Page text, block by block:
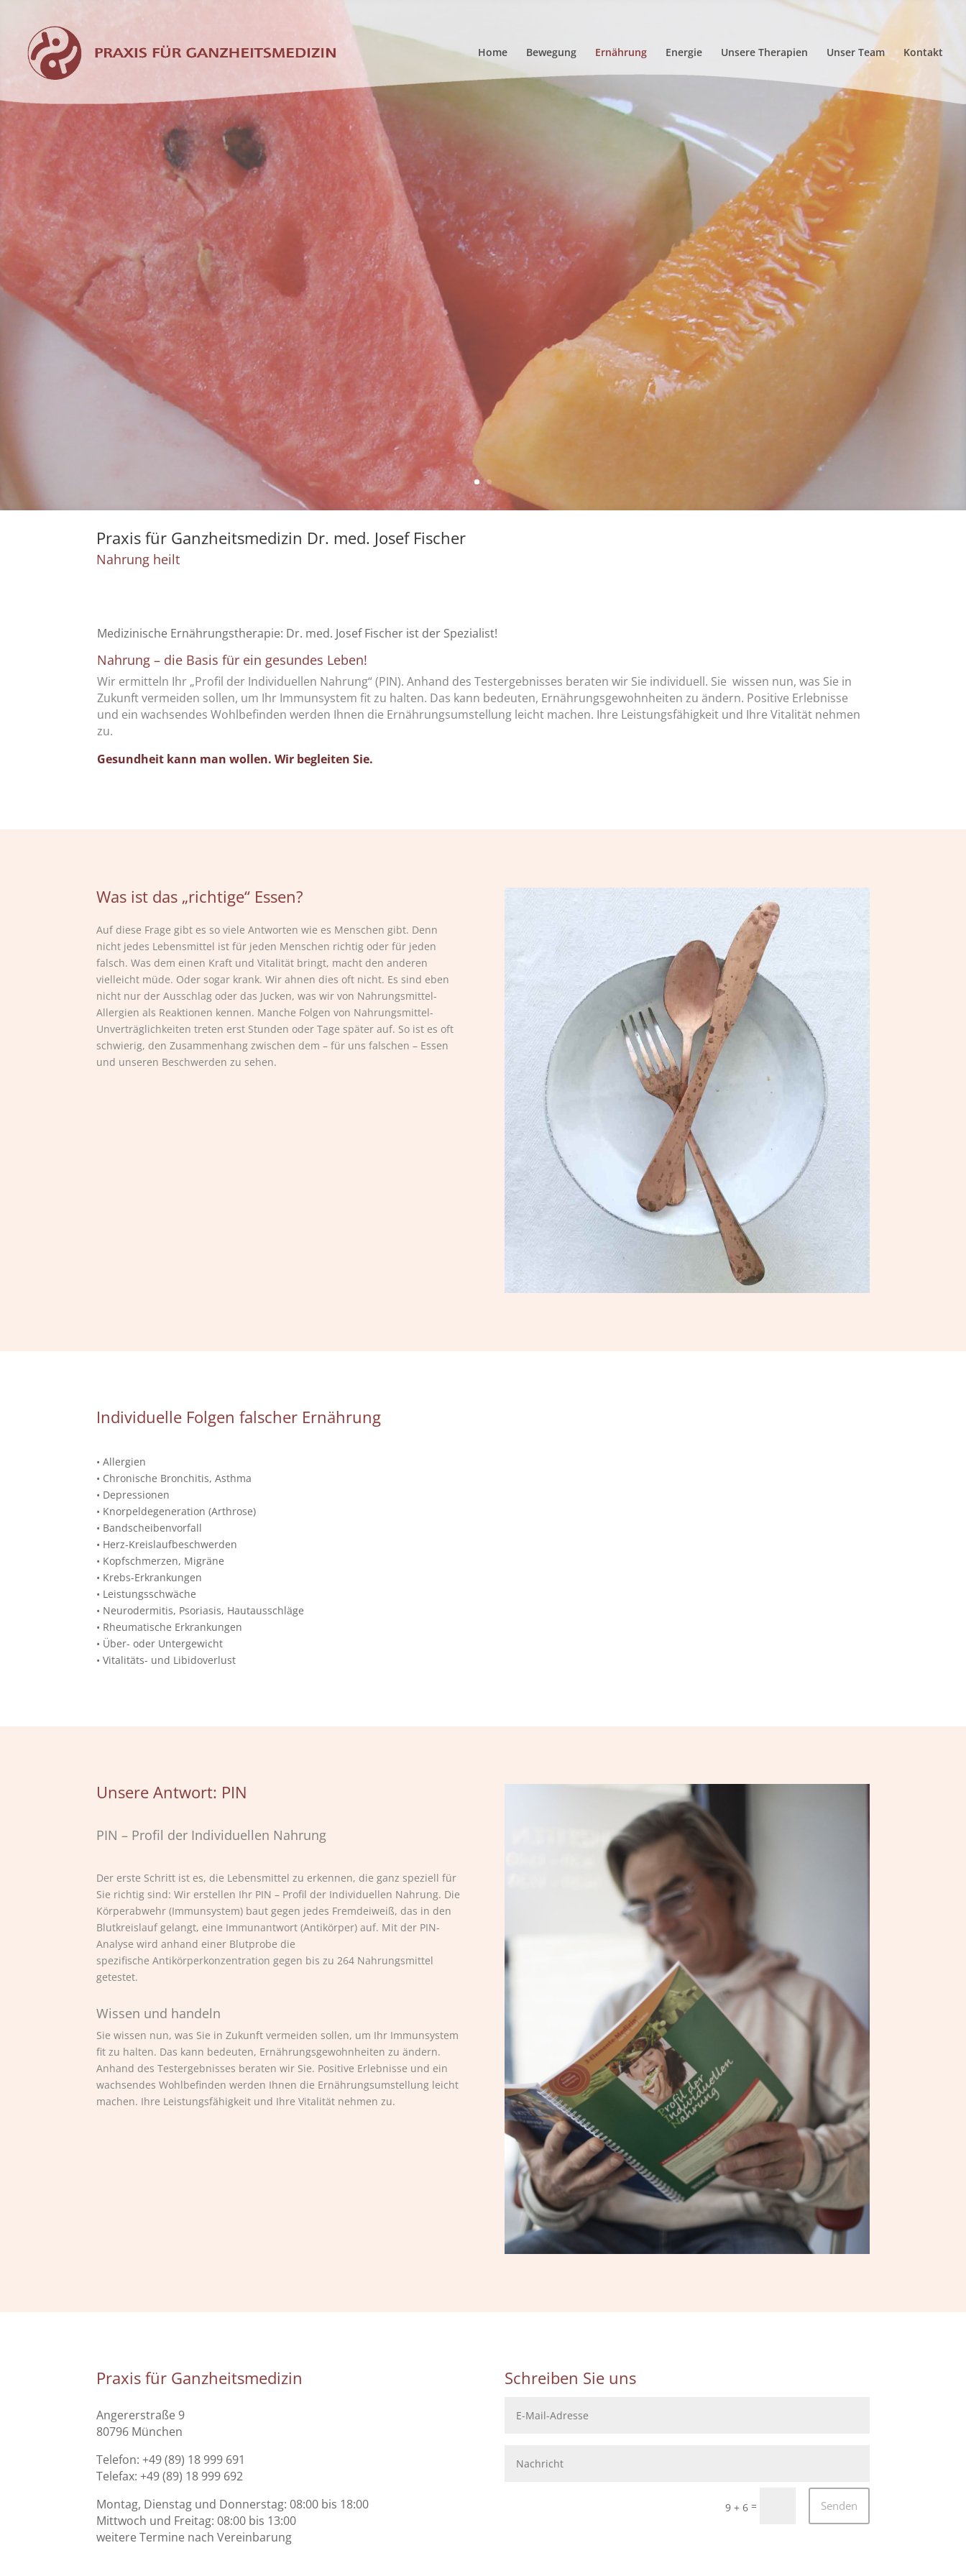
Home Bewegung Ernährung Energie Unsere Therapien Unser Team Kontakt
Praxis für Ganzheitsmedizin Dr. med. Josef Fischer
Nahrung heilt
Medizinische Ernährungstherapie: Dr. med. Josef Fischer ist der Spezialist!
Nahrung – die Basis für ein gesundes Leben!
Wir ermitteln Ihr „Profil der Individuellen Nahrung“ (PIN). Anhand des Testergebnisses beraten wir Sie individuell. Sie wissen nun, was Sie in
Zukunft vermeiden sollen, um Ihr Immunsystem fit zu halten. Das kann bedeuten, Ernährungsgewohnheiten zu ändern. Positive Erlebnisse
und ein wachsendes Wohlbefinden werden Ihnen die Ernährungsumstellung leicht machen. Ihre Leistungsfähigkeit und Ihre Vitalität nehmen
zu.
Gesundheit kann man wollen. Wir begleiten Sie.
Was ist das „richtige“ Essen?
Auf diese Frage gibt es so viele Antworten wie es Menschen gibt. Denn
nicht jedes Lebensmittel ist für jeden Menschen richtig oder für jeden
falsch. Was dem einen Kraft und Vitalität bringt, macht den anderen
vielleicht müde. Oder sogar krank. Wir ahnen dies oft nicht. Es sind eben
nicht nur der Ausschlag oder das Jucken, was wir von Nahrungsmittel-
Allergien als Reaktionen kennen. Manche Folgen von Nahrungsmittel-
Unverträglichkeiten treten erst Stunden oder Tage später auf. So ist es oft
schwierig, den Zusammenhang zwischen dem – für uns falschen – Essen
und unseren Beschwerden zu sehen.
Individuelle Folgen falscher Ernährung
• Allergien
• Chronische Bronchitis, Asthma
• Depressionen
• Knorpeldegeneration (Arthrose)
• Bandscheibenvorfall
• Herz-Kreislaufbeschwerden
• Kopfschmerzen, Migräne
• Krebs-Erkrankungen
• Leistungsschwäche
• Neurodermitis, Psoriasis, Hautausschläge
• Rheumatische Erkrankungen
• Über- oder Untergewicht
• Vitalitäts- und Libidoverlust
Unsere Antwort: PIN
PIN – Profil der Individuellen Nahrung
Der erste Schritt ist es, die Lebensmittel zu erkennen, die ganz speziell für
Sie richtig sind: Wir erstellen Ihr PIN – Profil der Individuellen Nahrung. Die
Körperabwehr (Immunsystem) baut gegen jedes Fremdeiweiß, das in den
Blutkreislauf gelangt, eine Immunantwort (Antikörper) auf. Mit der PIN-
Analyse wird anhand einer Blutprobe die
spezifische Antikörperkonzentration gegen bis zu 264 Nahrungsmittel
getestet.
Wissen und handeln
Sie wissen nun, was Sie in Zukunft vermeiden sollen, um Ihr Immunsystem
fit zu halten. Das kann bedeuten, Ernährungsgewohnheiten zu ändern.
Anhand des Testergebnisses beraten wir Sie. Positive Erlebnisse und ein
wachsendes Wohlbefinden werden Ihnen die Ernährungsumstellung leicht
machen. Ihre Leistungsfähigkeit und Ihre Vitalität nehmen zu.
Praxis für Ganzheitsmedizin
Angererstraße 9
80796 München
Telefon: +49 (89) 18 999 691
Telefax: +49 (89) 18 999 692
Montag, Dienstag und Donnerstag: 08:00 bis 18:00
Mittwoch und Freitag: 08:00 bis 13:00
weitere Termine nach Vereinbarung
Schreiben Sie uns
9 + 6= Senden